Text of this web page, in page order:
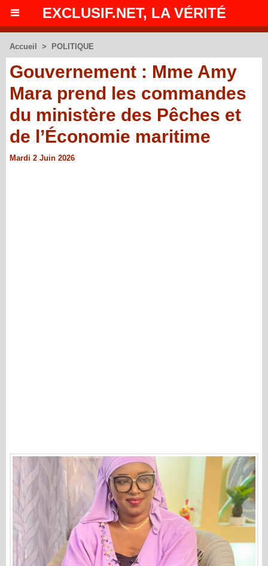
EXCLUSIF.NET, LA VÉRITÉ
Accueil > POLITIQUE
Gouvernement : Mme Amy
Mara prend les commandes
du ministère des Pêches et
de l’Économie maritime
Mardi 2 Juin 2026